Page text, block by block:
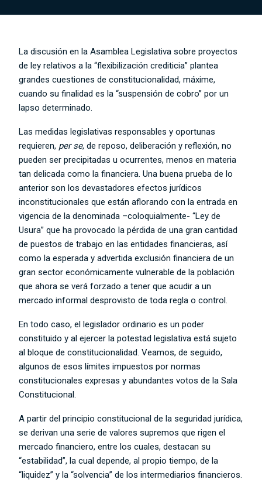
La discusión en la Asamblea Legislativa sobre proyectos
de ley relativos a la “flexibilización crediticia” plantea
grandes cuestiones de constitucionalidad, máxime,
cuando su finalidad es la “suspensión de cobro” por un
lapso determinado.
Las medidas legislativas responsables y oportunas
requieren, per se, de reposo, deliberación y reflexión, no
pueden ser precipitadas u ocurrentes, menos en materia
tan delicada como la financiera. Una buena prueba de lo
anterior son los devastadores efectos jurídicos
inconstitucionales que están aflorando con la entrada en
vigencia de la denominada –coloquialmente- “Ley de
Usura” que ha provocado la pérdida de una gran cantidad
de puestos de trabajo en las entidades financieras, así
como la esperada y advertida exclusión financiera de un
gran sector económicamente vulnerable de la población
que ahora se verá forzado a tener que acudir a un
mercado informal desprovisto de toda regla o control.
En todo caso, el legislador ordinario es un poder
constituido y al ejercer la potestad legislativa está sujeto
al bloque de constitucionalidad. Veamos, de seguido,
algunos de esos límites impuestos por normas
constitucionales expresas y abundantes votos de la Sala
Constitucional.
A partir del principio constitucional de la seguridad jurídica,
se derivan una serie de valores supremos que rigen el
mercado financiero, entre los cuales, destacan su
“estabilidad”, la cual depende, al propio tiempo, de la
“liquidez” y la “solvencia” de los intermediarios financieros.